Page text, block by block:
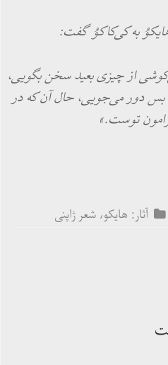
به كی‌‌كاكوُ گفت:
از چیزی بعید سخن بگویی،
بس دور می‌‌جویی، حال آن كه در
توست.»
آثار: هایکو، شعر ژاپنی